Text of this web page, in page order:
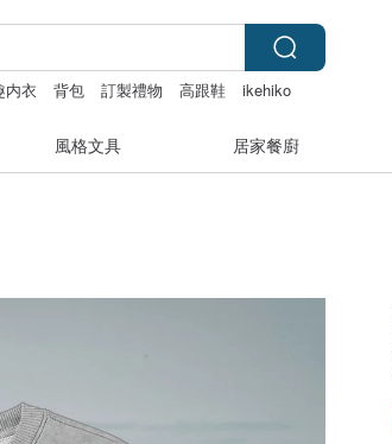
内衣 背包 訂製禮物 高跟鞋 ikehiko
風格文具 居家餐廚